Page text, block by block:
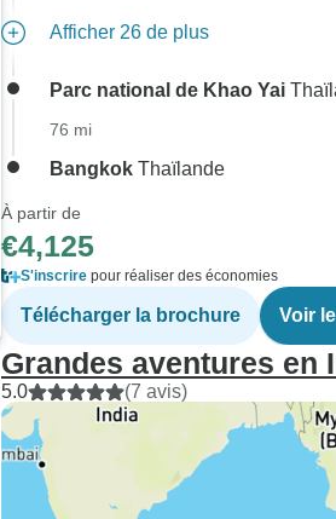
Afficher 26 de plus
Parc national de Khao Yai
76 mi
Bangkok Thaïlande
À partir de
€4,125
S'inscrire pour réaliser des économies
Télécharger la brochure Voir
Grandes aventures en
5.0 (7 avis)